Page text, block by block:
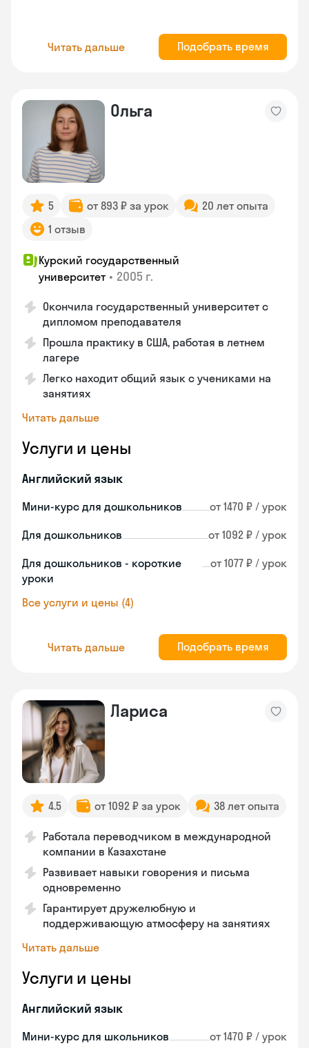
Читать дальше Подобрать время
Ольга
5 от 893 ₽ за урок
20 лет опыта
1 отзыв
Курский государственный
университет • 2005 г.
Окончила государственный университет с
дипломом преподавателя
Прошла практику в США, работая в летнем
лагере
Легко находит общий язык с учениками на
занятиях
Читать дальше
Услуги и цены
Английский язык
Мини-курс для дошкольников от 1470 ₽ / урок
Для дошкольников от 1092 ₽ / урок
Для дошкольников - короткие
уроки
от 1077 ₽ / урок
Все услуги и цены (4)
Читать дальше Подобрать время
Лариса
4.5 от 1092 ₽ за урок 38 лет опыта
Работала переводчиком в международной
компании в Казахстане
Развивает навыки говорения и письма
одновременно
Гарантирует дружелюбную и
поддерживающую атмосферу на занятиях
Читать дальше
Услуги и цены
Английский язык
Мини-курс для школьников от 1470 ₽ / урок